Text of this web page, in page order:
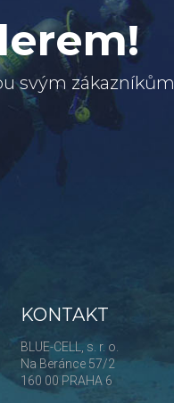
svým zákazníkům
KONTAKT
BLUE-CELL, s. r. o.
Na Beránce 57/2
160 00 PRAHA 6